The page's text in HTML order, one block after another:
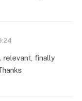
relevant, finally